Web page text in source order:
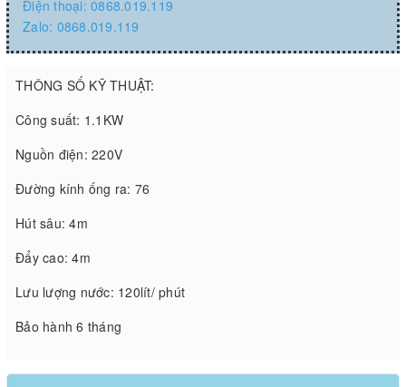
Điện thoại: 0868.019.119
Zalo: 0868.019.119
THÔNG SỐ KỸ THUẬT:
Công suất: 1.1KW
Nguồn điện: 220V
Đường kính ống ra: 76
Hút sâu: 4m
Đẩy cao: 4m
Lưu lượng nước: 120lít/ phút
Bảo hành 6 tháng